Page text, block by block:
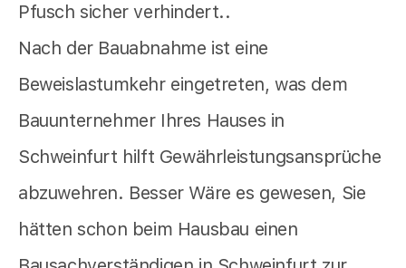
Pfusch sicher verhindert..
Nach der Bauabnahme ist eine
Beweislastumkehr eingetreten, was dem
Bauunternehmer Ihres Hauses in
Schweinfurt hilft Gewährleistungsansprüche
abzuwehren. Besser Wäre es gewesen, Sie
hätten schon beim Hausbau einen